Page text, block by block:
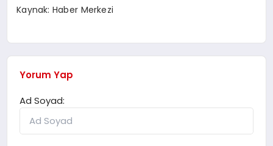
Kaynak: Haber Merkezi
Yorum Yap
Ad Soyad: